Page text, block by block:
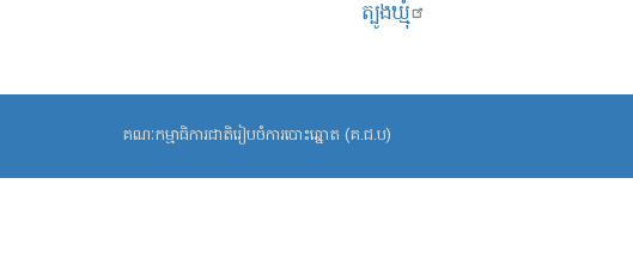
ត្បូងឃ្មុំ
គណៈកម្មាធិការជាតិរៀបចំការបោះឆ្នោត (គ.ជ.ប)